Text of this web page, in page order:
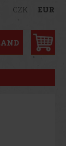
CZK EUR